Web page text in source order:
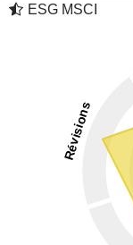
ESG MSCI